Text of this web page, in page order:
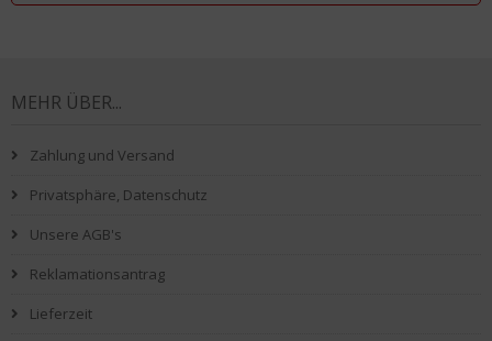
MEHR ÜBER...
Zahlung und Versand
Privatsphäre, Datenschutz
Unsere AGB's
Reklamationsantrag
Lieferzeit